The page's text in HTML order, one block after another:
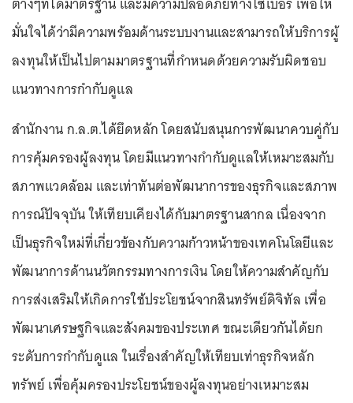
มั่นใจได้ว่ามีความพร้อมด้านระบบงานและสามารถให้บริการผู้
ลงทุนให้เป็นไปตามมาตรฐานที่กำหนดด้วยความรับผิดชอบ
แนวทางการกำกับดูแล
สำนักงาน ก.ล.ต.ได้ยึดหลัก โดยสนับสนุนการพัฒนาควบคู่กับ
การคุ้มครองผู้ลงทุน โดยมีแนวทางกำกับดูแลให้เหมาะสมกับ
สภาพแวดล้อม และเท่าทันต่อพัฒนาการของธุรกิจและสภาพ
การณ์ปัจจุบัน ให้เทียบเคียงได้กับมาตรฐานสากล เนื่องจาก
เป็นธุรกิจใหม่ที่เกี่ยวข้องกับความก้าวหน้าของเทคโนโลยีและ
พัฒนาการด้านนวัตกรรมทางการเงิน โดยให้ความสำคัญกับ
การส่งเสริมให้เกิดการใช้ประโยชน์จากสินทรัพย์ดิจิทัล เพื่อ
พัฒนาเศรษฐกิจและสังคมของประเทศ ขณะเดียวกันได้ยก
ระดับการกำกับดูแล ในเรื่องสำคัญให้เทียบเท่าธุรกิจหลัก
ทรัพย์ เพื่อคุ้มครองประโยชน์ของผู้ลงทุนอย่างเหมาะสม